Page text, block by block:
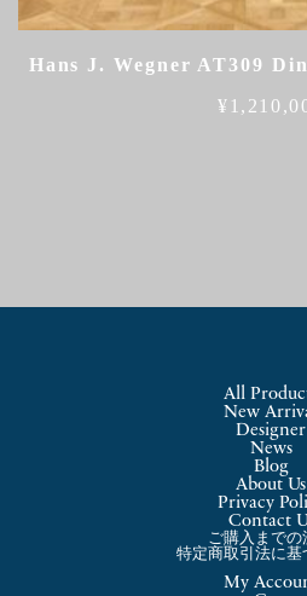
Hans J. Wegner AT309
¥
All
New
Designer
News
Blog
About Us
Privacy
Contact
ご購入までの
特定商取引法に基
My